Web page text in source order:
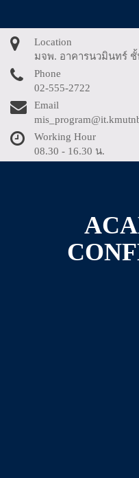
contentLocation
มจพ. อาคารนวมินทร์ ชั้
Phone
02-555-2722
Email
Working Hour
08.30 - 16.30 น.